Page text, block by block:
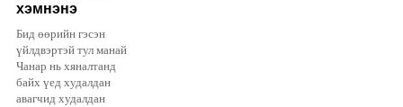
хэмнэнэ
Бид өөрийн гэсэн
үйлдвэртэй тул манай
Чанар нь хяналтанд
байх үед худалдан
авагчид худалдан